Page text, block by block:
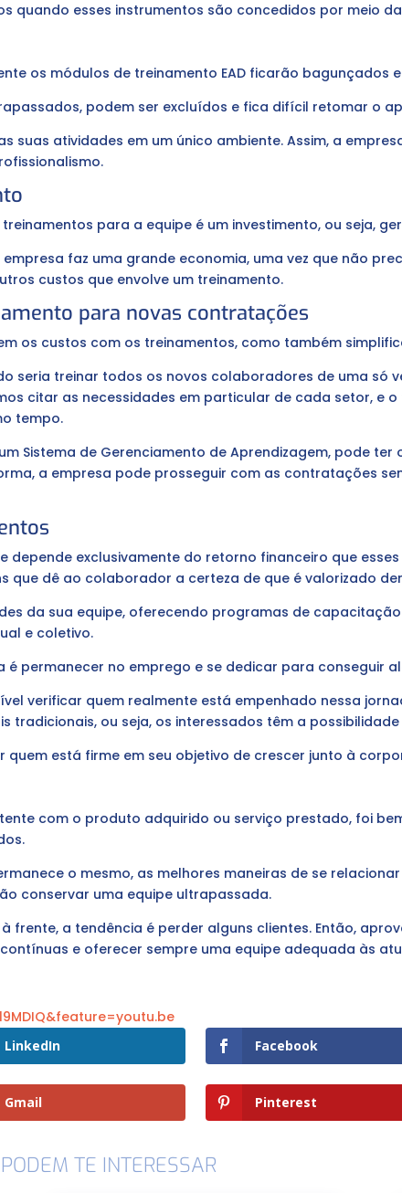
quando esses instrumentos são concedidos por meio
os módulos de treinamento EAD ficarão
podem ser excluídos e fica difícil retomar o
suas atividades em um único ambiente. Assim, a
para a equipe é um investimento, ou seja,
faz uma grande economia, uma vez que não
custos que envolve um treinamento.
para novas contratações
os custos com os treinamentos, como também
seria treinar todos os novos colaboradores de uma só
citar as necessidades em particular de cada setor, e
tempo.
Sistema de Gerenciamento de Aprendizagem, pode
a empresa pode prosseguir com as contratações
exclusivamente do retorno financeiro que
que dê ao colaborador a certeza de que é valorizado
da sua equipe, oferecendo programas de
e coletivo.
é permanecer no emprego e se dedicar para conseguir
verificar quem realmente está empenhado nessa
tradicionais, ou seja, os interessados têm a
quem está firme em seu objetivo de crescer junto à
com o produto adquirido ou serviço prestado, foi
o mesmo, as melhores maneiras de se
conservar uma equipe ultrapassada.
frente, a tendência é perder alguns clientes. Então,
e oferecer sempre uma equipe adequada às
LinkedIn Facebook
Gmail Pinterest
TE INTERESSAR